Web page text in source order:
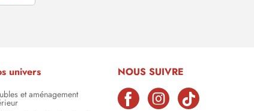
univers
et aménagement
NOUS SUIVRE